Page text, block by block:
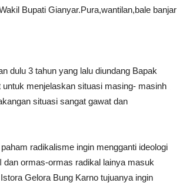
Bupati Gianyar.Pura,wantilan,bale banjar
dulu 3 tahun yang lalu diundang Bapak
menjelaskan situasi masing- masinh
situasi sangat gawat dan
radikalisme ingin mengganti ideologi
ormas-ormas radikal lainya masuk
Gelora Bung Karno tujuanya ingin